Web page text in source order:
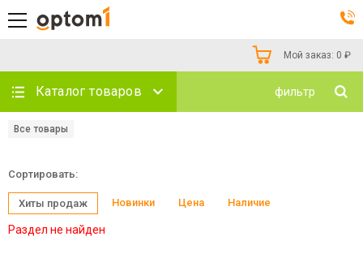
Мой заказ: 0 ₽
Каталог товаров фильтр
Все товары
Сортировать:
Хиты продаж Новинки Цена Наличие
Раздел не найден